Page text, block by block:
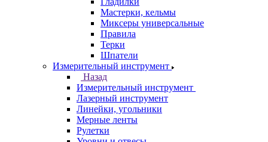
Мастерки, кельмы
Миксеры универсальные
Правила
Терки
Шпатели
Измерительный инструмент
Назад
Измерительный инструмент
Лазерный инструмент
Линейки, угольники
Мерные ленты
Рулетки